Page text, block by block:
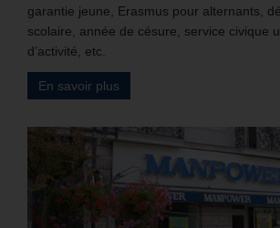
garantie jeune, Erasmus pour alternants,
scolaire, année de césure, service civique
d’activité, etc.
En savoir plus